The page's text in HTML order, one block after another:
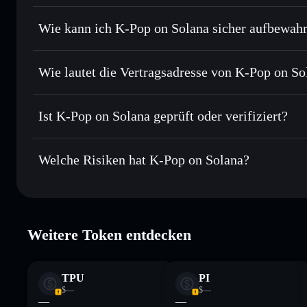
Durchschnittskosteneffekt nutzen– Schritt für Schritt per
Privat senden– übertrage KPOP, ohne Wallets öffentlich
Privacy Aggregators
Privacy
Wie kann ich K-Pop on Solana sicher
K-Pop on Solana
Privacy
Wie lautet die Vertragsadresse von K-Pop on
K-Pop on Solana
Wallet
KPOP
Ist K-Pop on Solana geprüft oder verifiziert?
K-Pop on Solana derzeit
Welche Risiken hat K-Pop on Solana?
K-Pop on Solana veränderbar
dar. Recherchiere stets eigenständig. Daten bereitgestellt von
Weitere Token entdecken
TPU
$—
—
PI
$—
—